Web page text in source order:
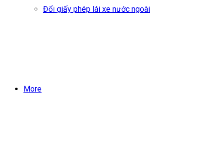
Đổi giấy phép lái xe nước ngoài
More